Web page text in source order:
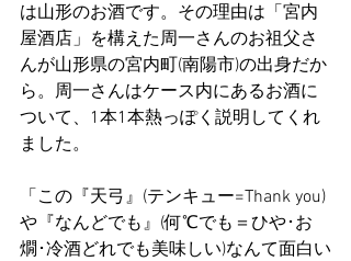
は山形のお酒です。その理由は「宮内
屋酒店」を構えた周一さんのお祖父さ
んが山形県の宮内町(南陽市)の出身だか
ら。周一さんはケース内にあるお酒に
ついて、1本1本熱っぽく説明してくれ
ました。
「この『天弓』(テンキュー=Thank you)
や『なんどでも』(何℃でも＝ひや･お
燗･冷酒どれでも美味しい)なんて面白い